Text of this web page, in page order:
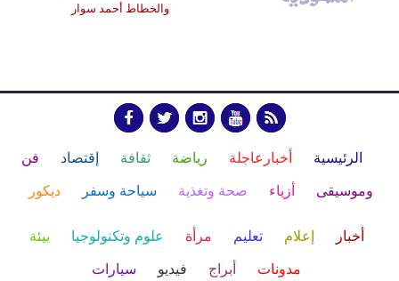
والخطاط أحمد سوار
الرئيسية أخبارعاجلة رياضة ثقافة إقتصاد فن
وموسيقى أزياء صحة وتغذية سياحة وسفر ديكور
أخبار إعلام تعليم مرأة علوم وتكنولوجيا بيئة
مدونات أبراج فيديو سيارات